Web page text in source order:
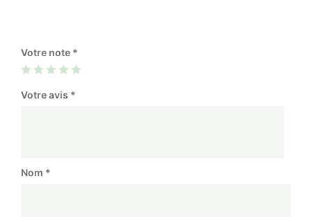
Votre note *
Votre avis *
Nom *